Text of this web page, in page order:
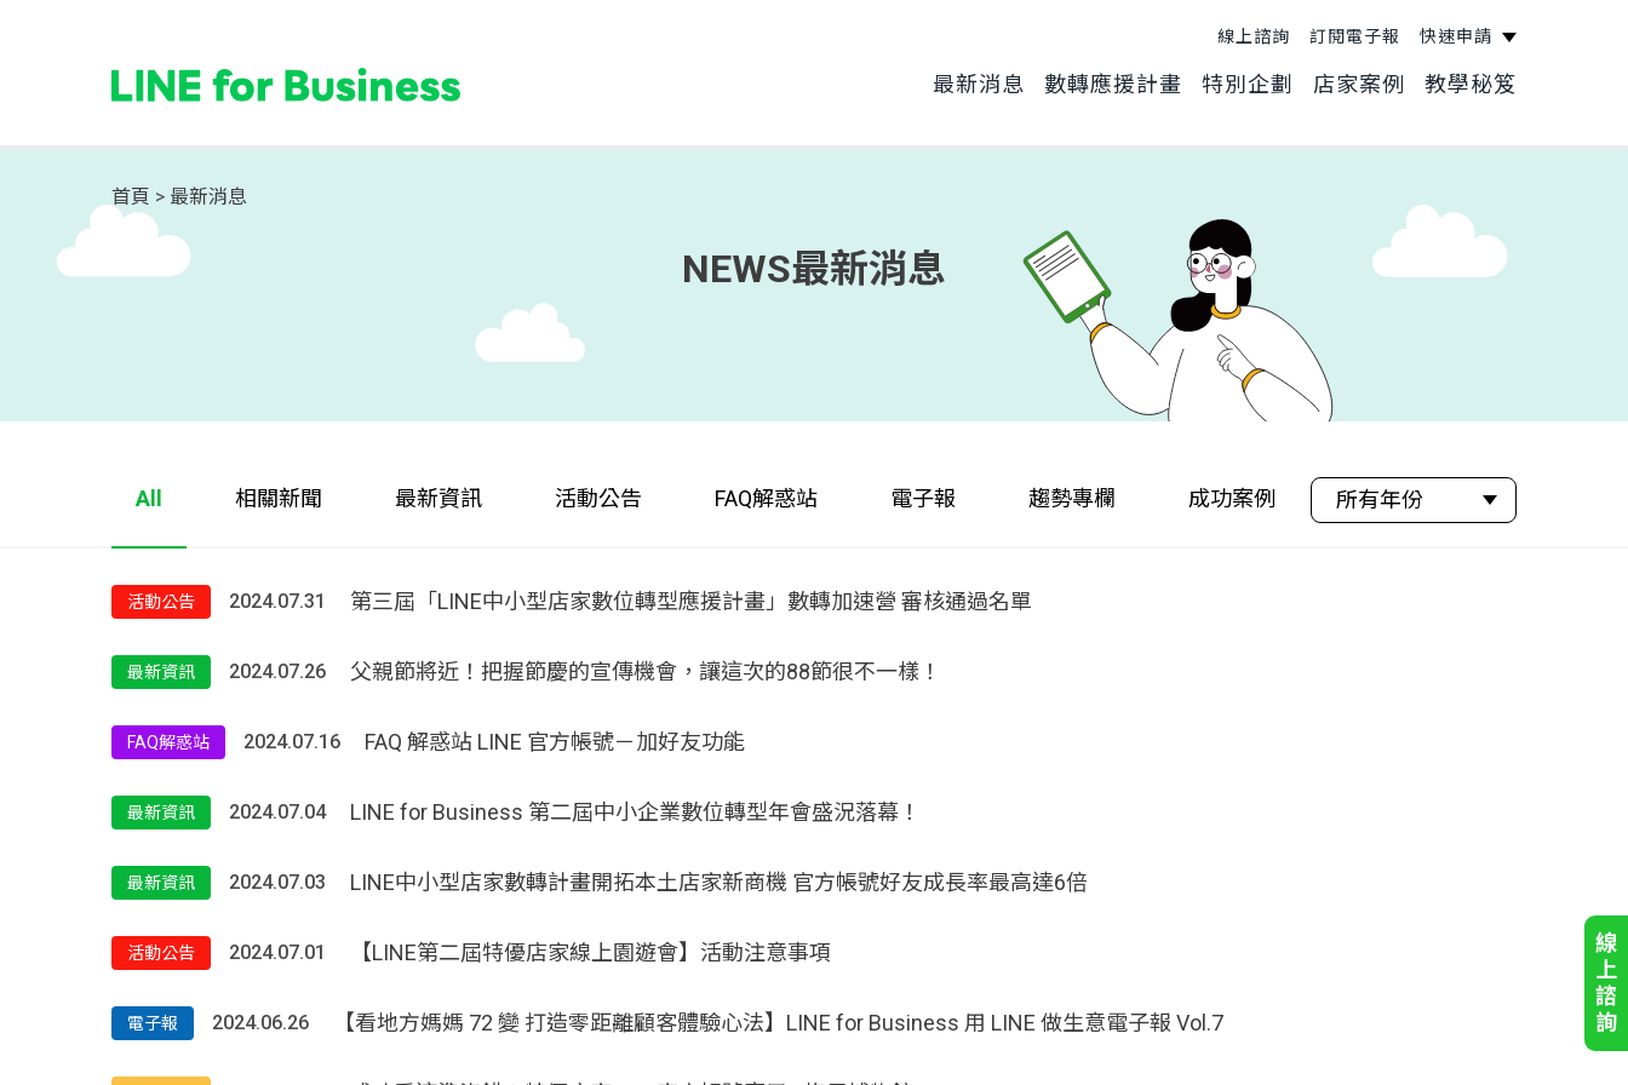
線上諮詢 訂閱電子報 快速申請
最新消息 數轉應援計畫 特別企劃 店家案例 教學秘笈
線
上
諮
詢
首頁 最新消息
NEWS最新消息
All 相關新聞 最新資訊 活動公告 FAQ解惑站 電子報 趨勢專欄 成功案例 行銷攻略集
所有年份
活動公告 2024.07.31 第三屆「LINE中小型店家數位轉型應援計畫」數轉加速營 審核通過名單
最新資訊 2024.07.26 父親節將近！把握節慶的宣傳機會，讓這次的88節很不一樣！
FAQ解惑站 2024.07.16 FAQ 解惑站 LINE 官方帳號－加好友功能
最新資訊 2024.07.04 LINE for Business 第二屆中小企業數位轉型年會盛況落幕！
最新資訊 2024.07.03 LINE中小型店家數轉計畫開拓本土店家新商機 官方帳號好友成長率最高達6倍
活動公告 2024.07.01 【LINE第二屆特優店家線上園遊會】活動注意事項
電子報 2024.06.26 【看地方媽媽 72 變 打造零距離顧客體驗心法】LINE for Business 用 LINE 做生意電子報 Vol.7